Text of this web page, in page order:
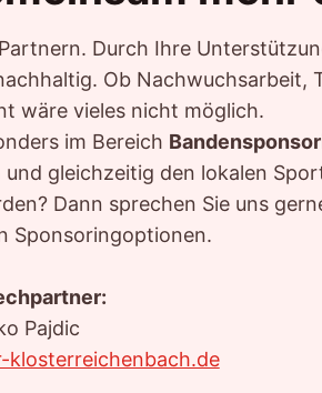
Durch Ihre
Ob Nachwuchsarbeit,
wäre vieles nicht möglich.
im Bereich
gleichzeitig den lokalen
Dann sprechen Sie uns
Sponsoringoptionen.
Pajdic
klosterreichenbach.de